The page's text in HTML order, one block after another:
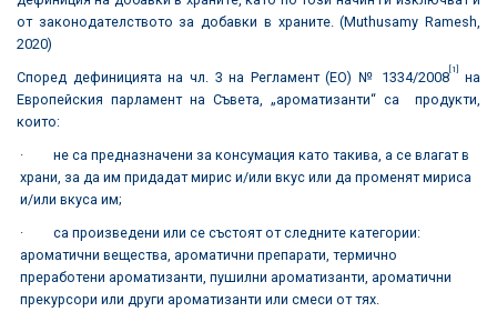
от законодателството за добавки в храните. (Muthusamy Ramesh,
2020)
Според дефиницията на чл. 3 на Регламент (ЕО) № 1334/2008 [1]
на
Европейския парламент на Съвета, „ароматизанти“ са продукти,
които:
· не са предназначени за консумация като такива, а се влагат в
храни, за да им придадат мирис и/или вкус или да променят мириса
и/или вкуса им;
· са произведени или се състоят от следните категории:
ароматични вещества, ароматични препарати, термично
преработени ароматизанти, пушилни ароматизанти, ароматични
прекурсори или други ароматизанти или смеси от тях.